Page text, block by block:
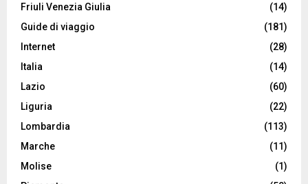
Friuli Venezia Giulia
(14)
Guide di viaggio
(181)
Internet
(28)
Italia
(14)
Lazio
(60)
Liguria
(22)
Lombardia
(113)
Marche
(11)
Molise
(1)